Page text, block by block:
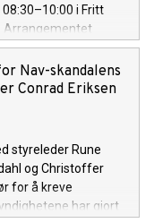
i Fritt
Arrangementet
2026 – verdens
– som lanseres
Nav-skandalens
Conrad Eriksen
styreleder Rune
og Christoffer
for å kreve
har gjort